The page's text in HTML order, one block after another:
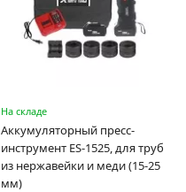
На складе
Аккумуляторный пресс-
инструмент ES-1525, для труб
из нержавейки и меди (15-25
мм)